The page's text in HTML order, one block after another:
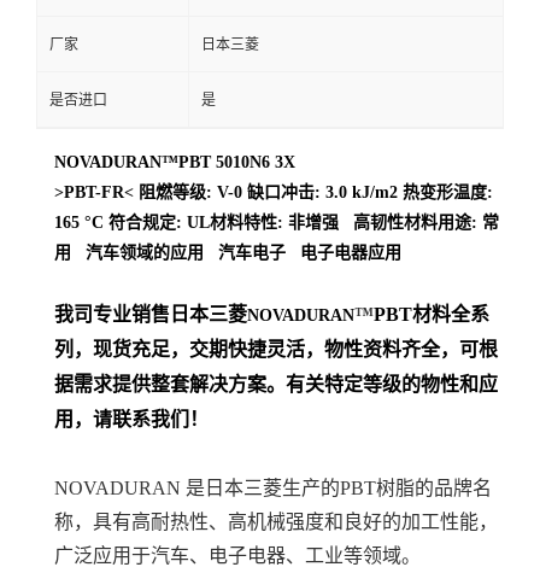
厂家 日本三菱
是否进口 是
NOVADURAN™PBT 5010N6 3X
>PBT-FR< 阻燃等级: V-0 缺口冲击: 3.0 kJ/m2 热变形温度:
165 °C 符合规定: UL材料特性: 非增强 高韧性材料用途: 常
用 汽车领域的应用 汽车电子 电子电器应用
我司专业销售日本三菱NOVADURAN™PBT材料全系
列 ，现货充足，交期快捷灵活，物性资料齐全，可根
据需求提供整套解决方案。 有关特定等级的物性和应
用，请联系我们！
NOVADURAN 是日本三菱生产的PBT树脂的品牌名
称，具有高耐热性、高机械强度和良好的加工性能，
广泛应用于汽车、电子电器、工业等领域。